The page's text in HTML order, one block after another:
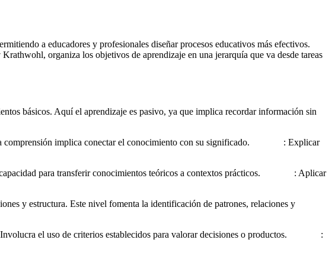
a educadores y profesionales diseñar procesos educativos más efectivos.
organiza los objetivos de aprendizaje en una jerarquía que va desde tareas
básicos. Aquí el aprendizaje es pasivo, ya que implica recordar información sin
implica conectar el conocimiento con su significado.
: Explicar
para transferir conocimientos teóricos a contextos prácticos.
: Aplicar
y estructura. Este nivel fomenta la identificación de patrones, relaciones y
el uso de criterios establecidos para valorar decisiones o productos.
: